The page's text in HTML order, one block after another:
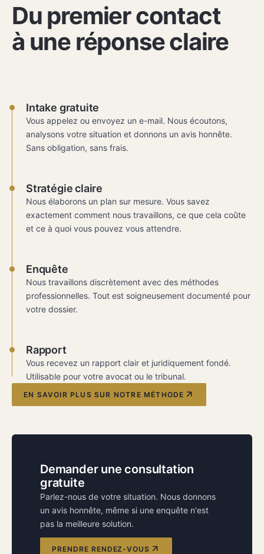
Du premier contact
à une réponse claire
Intake gratuite
Vous appelez ou envoyez un e-mail. Nous écoutons,
analysons votre situation et donnons un avis honnête.
Sans obligation, sans frais.
Stratégie claire
Nous élaborons un plan sur mesure. Vous savez
exactement comment nous travaillons, ce que cela coûte
et ce à quoi vous pouvez vous attendre.
Enquête
Nous travaillons discrètement avec des méthodes
professionnelles. Tout est soigneusement documenté pour
votre dossier.
Rapport
Vous recevez un rapport clair et juridiquement fondé.
Utilisable pour votre avocat ou le tribunal.
EN SAVOIR PLUS SUR NOTRE MÉTHODE
Demander une consultation
gratuite
Parlez-nous de votre situation. Nous donnons
un avis honnête, même si une enquête n'est
pas la meilleure solution.
PRENDRE RENDEZ-VOUS